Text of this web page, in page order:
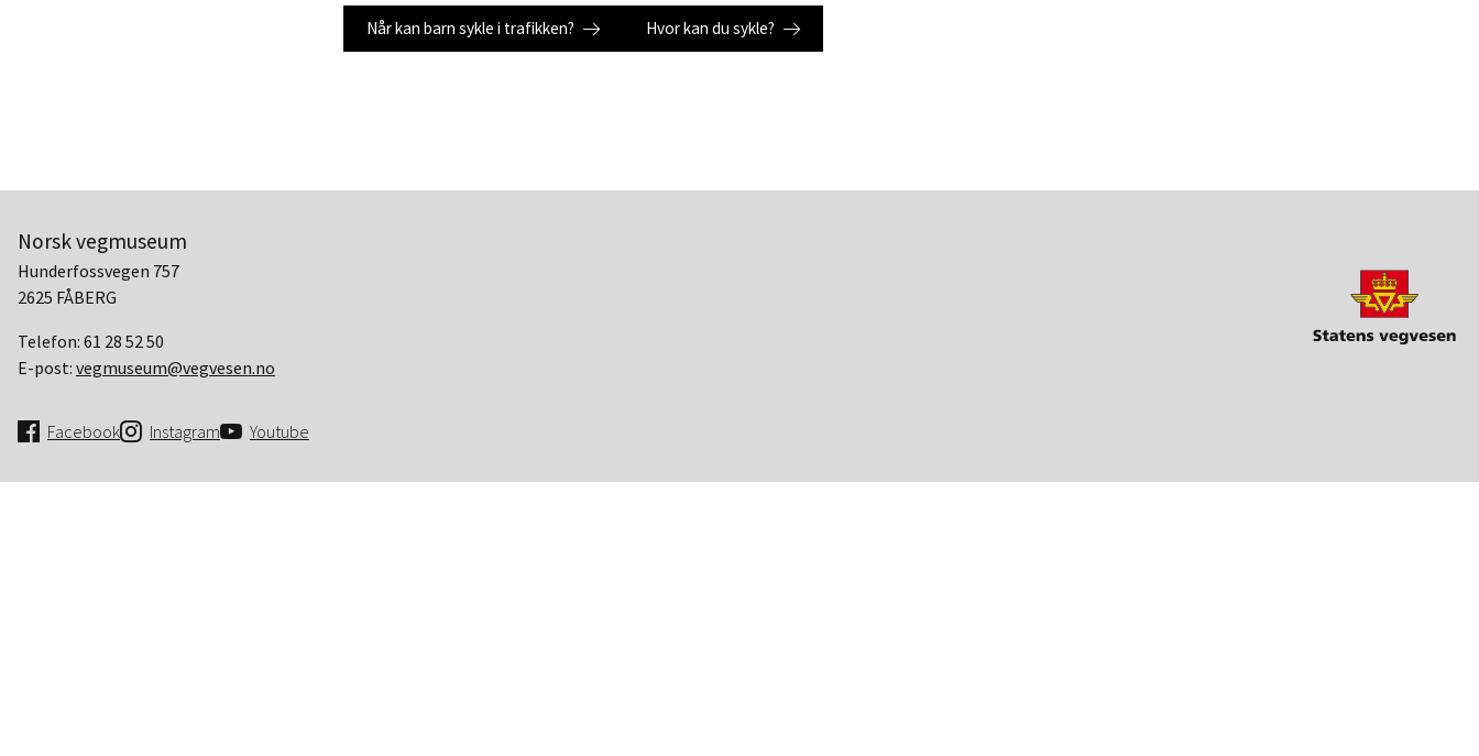
Når kan barn sykle i trafikken? Hvor kan du sykle?
Norsk vegmuseum
Hunderfossvegen 757
2625 FÅBERG
Telefon: 61 28 52 50
E-post: vegmuseum@vegvesen.no
Facebook Instagram Youtube